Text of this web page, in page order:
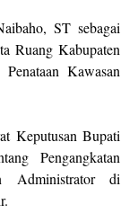
ST sebagai
Ruang Kabupaten
Kawasan
Keputusan Bupati
Pengangkatan
Administrator di